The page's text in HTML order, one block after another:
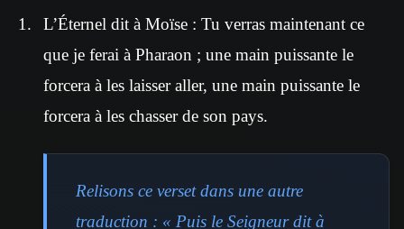
L’Éternel dit à Moïse : Tu verras maintenant ce
que je ferai à Pharaon ; une main puissante le
forcera à les laisser aller, une main puissante le
forcera à les chasser de son pays.
Relisons ce verset dans une autre
traduction : « Puis le Seigneur dit à